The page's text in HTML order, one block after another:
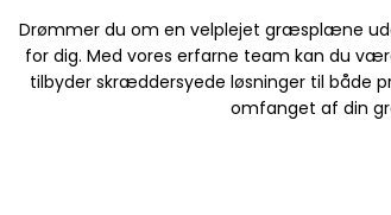
Drømmer du om en velplejet græsplæne
for dig. Med vores erfarne team kan du
tilbyder skræddersyede løsninger til både
omfanget af din